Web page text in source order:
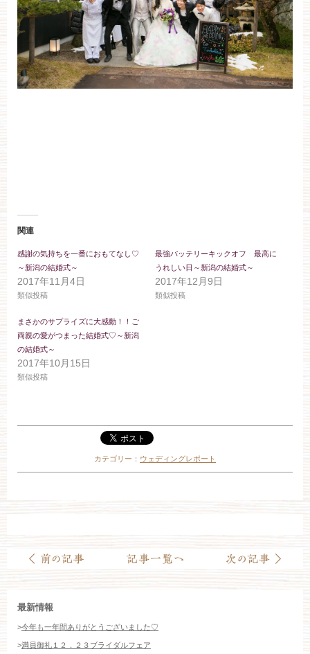
関連
感謝の気持ちを一番におもてなし♡
～新潟の結婚式～
2017年11月4日
類似投稿
最強バッテリーキックオフ 最高に
うれしい日～新潟の結婚式～
2017年12月9日
類似投稿
まさかのサプライズに大感動！！ご
両親の愛がつまった結婚式♡～新潟
の結婚式～
2017年10月15日
類似投稿
カテゴリー： ウェディングレポート
最新情報
>今年も一年間ありがとうございました♡
>満員御礼１２．２３ブライダルフェア